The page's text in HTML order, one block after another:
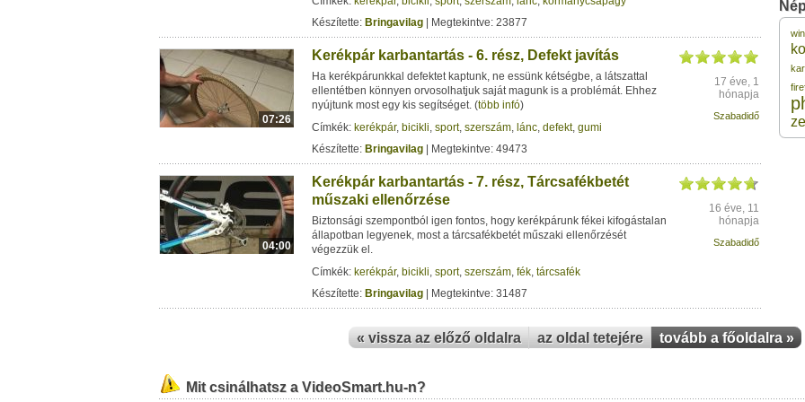
Készítette: Bringavilag | Megtekintve: 23877
07:26
Kerékpár karbantartás - 6. rész, Defekt javítás
Ha kerékpárunkkal defektet kaptunk, ne essünk kétségbe, a látszattal
ellentétben könnyen orvosolhatjuk saját magunk is a problémát. Ehhez
nyújtunk most egy kis segítséget. (több infó)
Címkék: kerékpár, bicikli, sport, szerszám, lánc, defekt, gumi
Készítette: Bringavilag | Megtekintve: 49473
17 éve, 1
hónapja
Szabadidő
04:00
Kerékpár karbantartás - 7. rész, Tárcsafékbetét
műszaki ellenőrzése
Biztonsági szempontból igen fontos, hogy kerékpárunk fékei kifogástalan
állapotban legyenek, most a tárcsafékbetét műszaki ellenőrzését
végezzük el.
Címkék: kerékpár, bicikli, sport, szerszám, fék, tárcsafék
Készítette: Bringavilag | Megtekintve: 31487
16 éve, 11
hónapja
Szabadidő
1
« vissza az előző oldalra az oldal tetejére tovább a főoldalra »
Mit csinálhatsz a VideoSmart.hu-n?